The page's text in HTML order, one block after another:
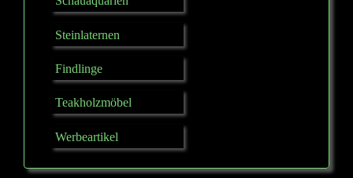
Steinlaternen
Findlinge
Teakholzmöbel
Werbeartikel